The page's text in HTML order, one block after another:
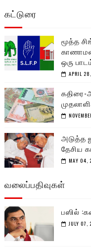
கட்டுரை
மூத்த
ஒரு
APRIL
கதிரை-
அடுத்த
தேசிய
MAY 04,
வலைப்பதிவுகள்
பஸில்
JULY 07,